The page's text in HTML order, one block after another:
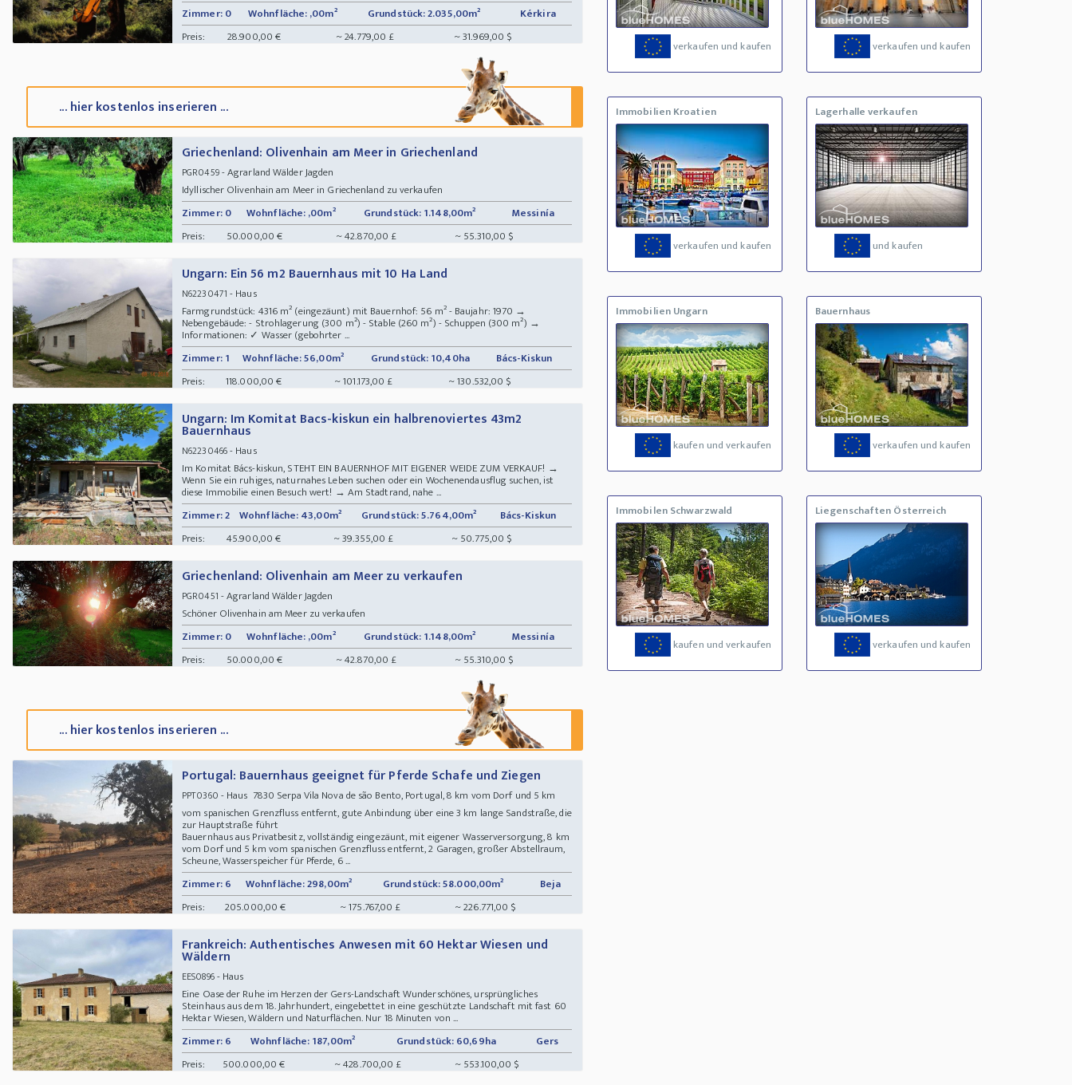
Zimmer: 0
Wohnfläche: ,00m² Grundstück: 2.035,00m²
Kérkira
Preis:
28.900,00 € ~ 24.779,00 £ ~ 31.969,00 $
... hier kostenlos inserieren ...
Griechenland: Olivenhain am Meer in Griechenland
PGR0459- Agrarland Wälder Jagden
Idyllischer Olivenhain am Meer in Griechenland zu verkaufen
Zimmer: 0
Wohnfläche: ,00m² Grundstück: 1.148,00m²
Messinía
Preis:
50.000,00 € ~ 42.870,00 £ ~ 55.310,00 $
Ungarn: Ein 56 m2 Bauernhaus mit 10 Ha Land
N62230471 - Haus
Farmgrundstück: 4316 m² (eingezäunt) mit Bauernhof: 56 m² - Baujahr: 1970 →
Nebengebäude: - Strohlagerung (300 m²) - Stable (260 m²) - Schuppen (300 m²) →
Informationen: ✓ Wasser (gebohrter ...
Zimmer: 1
Wohnfläche: 56,00m² Grundstück: 10,40ha
Bács-Kiskun
Preis:
118.000,00 € ~ 101.173,00 £ ~ 130.532,00 $
Ungarn: Im Komitat Bacs-kiskun ein halbrenoviertes 43m2
Bauernhaus
N62230466- Haus
Im Komitat Bács-kiskun, STEHT EIN BAUERNHOF MIT EIGENER WEIDE ZUM VERKAUF! →
Wenn Sie ein ruhiges, naturnahes Leben suchen oder ein Wochenendausflug suchen, ist
diese Immobilie einen Besuch wert! → Am Stadtrand, nahe ...
Zimmer: 2 Wohnfläche: 43,00m² Grundstück: 5.764,00m²
Bács-Kiskun
Preis:
45.900,00 € ~ 39.355,00 £ ~ 50.775,00 $
Griechenland: Olivenhain am Meer zu verkaufen
PGR0451 - Agrarland Wälder Jagden
Schöner Olivenhain am Meer zu verkaufen
Zimmer: 0
Wohnfläche: ,00m² Grundstück: 1.148,00m²
Messinía
Preis:
50.000,00 € ~ 42.870,00 £ ~ 55.310,00 $
... hier kostenlos inserieren ...
Portugal: Bauernhaus geeignet für Pferde Schafe und Ziegen
PPT0360 - Haus 7830 Serpa Vila Nova de são Bento, Portugal, 8 km vom Dorf und 5 km
vom spanischen Grenzfluss entfernt, gute Anbindung über eine 3 km lange Sandstraße, die
zur Hauptstraße führt
Bauernhaus aus Privatbesitz, vollständig eingezäunt, mit eigener Wasserversorgung, 8 km
vom Dorf und 5 km vom spanischen Grenzfluss entfernt, 2 Garagen, großer Abstellraum,
Scheune, Wasserspeicher für Pferde, 6 ...
Zimmer: 6
Wohnfläche: 298,00m² Grundstück: 58.000,00m²
Beja
Preis:
205.000,00 € ~ 175.767,00 £ ~ 226.771,00 $
Frankreich: Authentisches Anwesen mit 60 Hektar Wiesen und
Wäldern
EES0896- Haus
Eine Oase der Ruhe im Herzen der Gers-Landschaft Wunderschönes, ursprüngliches
Steinhaus aus dem 18. Jahrhundert, eingebettet in eine geschützte Landschaft mit fast 60
Hektar Wiesen, Wäldern und Naturflächen. Nur 18 Minuten von ...
Zimmer: 6
Wohnfläche: 187,00m² Grundstück: 60,69ha
Gers
Preis:
500.000,00 € ~ 428.700,00 £ ~ 553.100,00 $
verkaufen und kaufen verkaufen und kaufen
Immobilien Kroatien
verkaufen und kaufen
Lagerhalle verkaufen
und kaufen
Immobilien Ungarn
kaufen und verkaufen
Bauernhaus
verkaufen und kaufen
Immobilen Schwarzwald
kaufen und verkaufen
Liegenschaften Österreich
verkaufen und kaufen